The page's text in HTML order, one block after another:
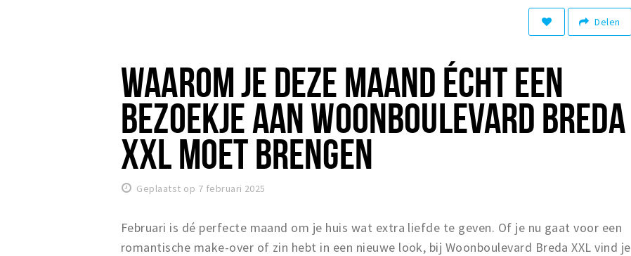
Delen
WAAROM JE DEZE MAAND ÉCHT EEN
BEZOEKJE AAN WOONBOULEVARD BREDA
XXL MOET BRENGEN
Geplaatst op 7 februari 2025
Februari is dé perfecte maand om je huis wat extra liefde te geven. Of je nu gaat voor een
romantische make-over of zin hebt in een nieuwe look, bij Woonboulevard Breda XXL vind je